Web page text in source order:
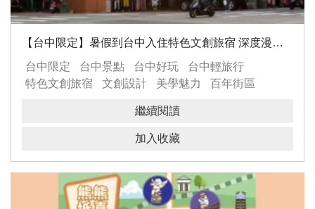
【台中限定】暑假到台中入住特色文創旅宿 深度漫遊舊城
台中限定
台中景點 台中好玩
台中輕旅行
特色文創旅宿
文創設計 美學魅力
百年街區
繼續閱讀
加入收藏